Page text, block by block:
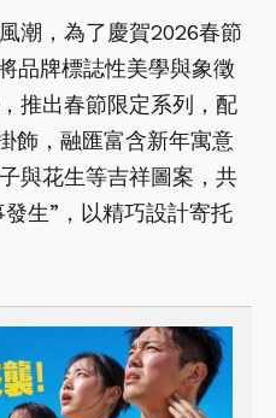
潮，為了慶賀2026春節
品牌標誌性美學與象徵
推出春節限定系列，配
飾，融匯富含新年寓意
與花生等吉祥圖案，共
生”，以精巧設計寄托